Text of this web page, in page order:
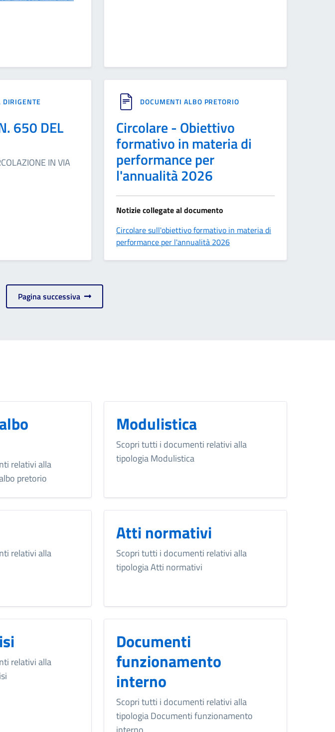
DIRIGENTE
650 DEL
IN VIA
DOCUMENTI ALBO PRETORIO
Circolare - Obiettivo
formativo in materia di
performance per
l'annualità 2026
Notizie collegate al documento
Circolare sull'obiettivo formativo in materia di
performance per l'annualità 2026
Pagina successiva
relativi alla
pretorio
Modulistica
Scopri tutti i documenti relativi alla
tipologia Modulistica
relativi alla
Atti normativi
Scopri tutti i documenti relativi alla
tipologia Atti normativi
relativi alla
Documenti
funzionamento
interno
Scopri tutti i documenti relativi alla
tipologia Documenti funzionamento